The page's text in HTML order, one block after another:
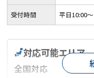
受付時間 平日10:00
対応可能エリア
全国対応